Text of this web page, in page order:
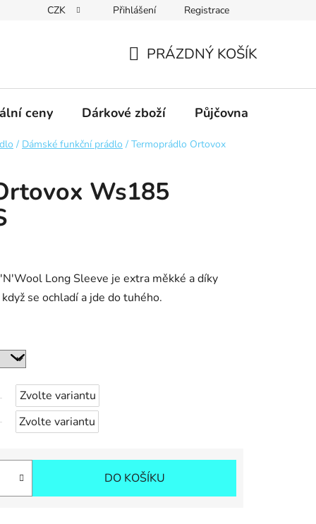
údajů GDPR Formulář pro odstoupení od kupní smlouvy
CZK Přihlášení Registrace
KOŠÍK
PRÁZDNÝ KOŠÍK
ceny Dárkové zboží Půjčovna
/ Dámské funkční prádlo / Termoprádlo Ortovox
Ws185
Long Sleeve je extra měkké a díky
se ochladí a jde do tuhého.
Zvolte variantu
Zvolte variantu
DO KOŠÍKU